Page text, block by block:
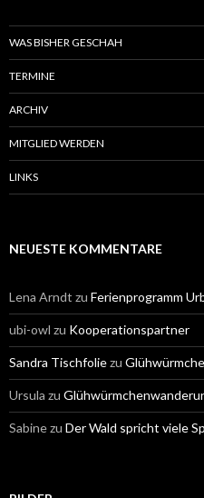
WAS BISHER GESCHAH
TERMINE
ARCHIV
MITGLIED WERDEN
LINKS
NEUESTE KOMMENTARE
Lena Arndt zu Ferienprogramm
ubi-owl zu Kooperationspartner
Sandra Tischfoliezu
Ursula zu
Sabinezu Der Wald spricht viele